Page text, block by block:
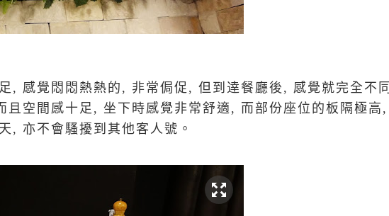
, 感覺悶悶熱熱的, 非常侷促, 但到逹餐廳後, 感覺就完全不同
且空間感十足, 坐下時感覺非常舒適, 而部份座位的板隔極高,
, 亦不會騷擾到其他客人號。